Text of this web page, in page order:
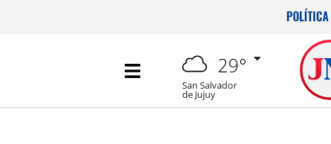
POLÍTICA
29°
San Salvador
de Jujuy